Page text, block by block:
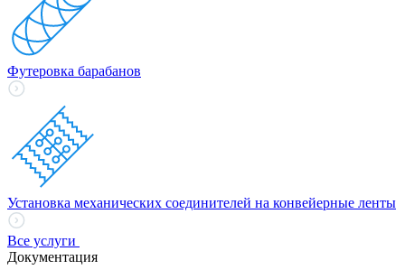
Футеровка барабанов
Установка механических соединителей на конвейерные ленты
Все услуги
Документация